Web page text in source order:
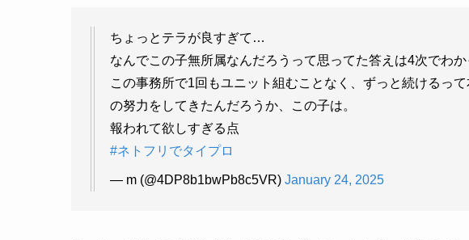
ちょっとテラが良すぎて…
なんでこの子無所属なんだろうって思ってた答えは4次でわか
この事務所で1回もユニット組むことなく、ずっと続けるっ
の努力をしてきたんだろうか、この子は。
報われて欲しすぎる点
#ネトフリでタイプロ
— m (@4DP8b1bwPb8c5VR) January 24, 2025